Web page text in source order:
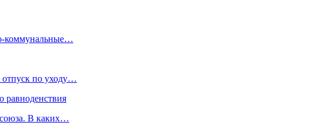
коммунальные…
отпуск по уходу…
равноденствия
В каких…